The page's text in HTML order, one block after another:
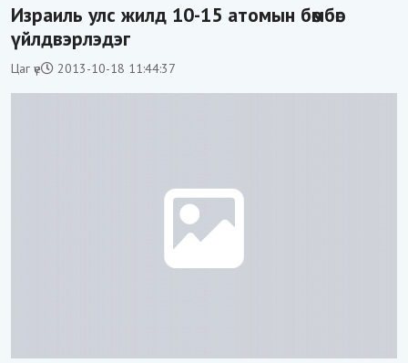
Израиль улс жилд 10-15 атомын бөмбөг
үйлдвэрлэдэг
Цаг үе 2013-10-18 11:44:37